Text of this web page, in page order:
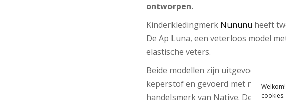
cookies.
ontworpen.
Kinderkledingmerk Nununu heeft
De Ap Luna, een veterloos model
elastische veters.
Beide modellen zijn uitgevoerd in
keperstof en gevoerd met
handelsmerk van Native. De